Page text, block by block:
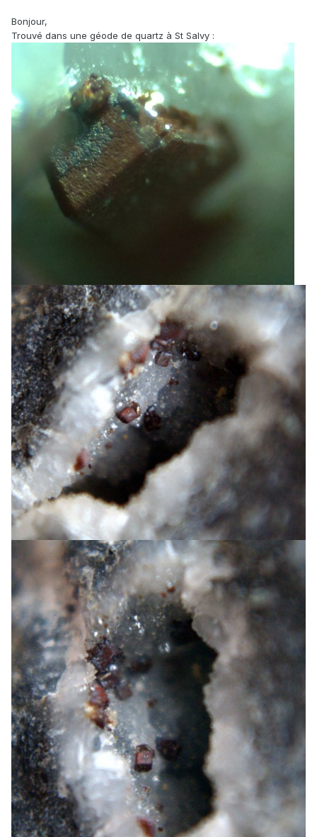
Bonjour,
Trouvé dans une géode de quartz à St Salvy :